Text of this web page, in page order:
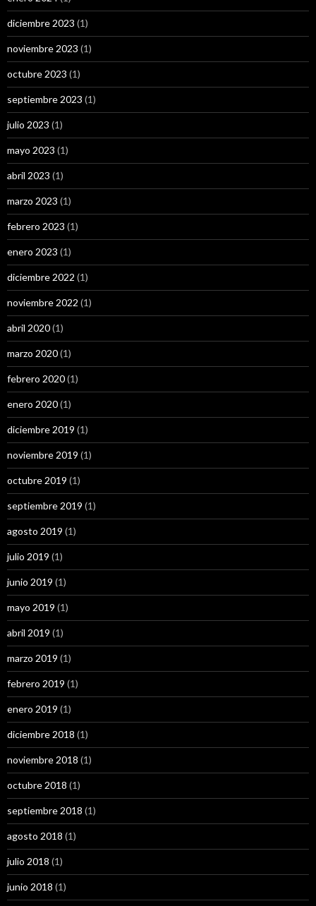
diciembre 2023 (1)
noviembre 2023 (1)
octubre 2023 (1)
septiembre 2023 (1)
julio 2023 (1)
mayo 2023 (1)
abril 2023 (1)
marzo 2023 (1)
febrero 2023 (1)
enero 2023 (1)
diciembre 2022 (1)
noviembre 2022 (1)
abril 2020(1)
marzo 2020(1)
febrero 2020(1)
enero 2020(1)
diciembre 2019 (1)
noviembre 2019 (1)
octubre 2019 (1)
septiembre 2019 (1)
agosto 2019 (1)
julio 2019 (1)
junio 2019 (1)
mayo 2019 (1)
abril 2019 (1)
marzo 2019 (1)
febrero 2019 (1)
enero 2019 (1)
diciembre 2018 (1)
noviembre 2018 (1)
octubre 2018 (1)
septiembre 2018 (1)
agosto 2018 (1)
julio 2018 (1)
junio 2018 (1)